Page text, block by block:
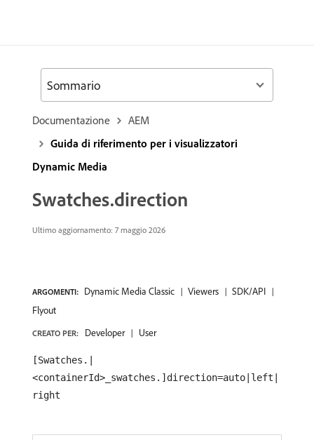
Documentazione
AEM
Guida di riferimento per i visualizzatori
Dynamic Media
Swatches.direction
Ultimo aggiornamento: 7 maggio 2026
ARGOMENTI: Dynamic Media Classic Viewers
SDK/API
Flyout
CREATO PER: Developer User
[Swatches.|
<containerId>_swatches.]direction=auto|left|
right
Sommario